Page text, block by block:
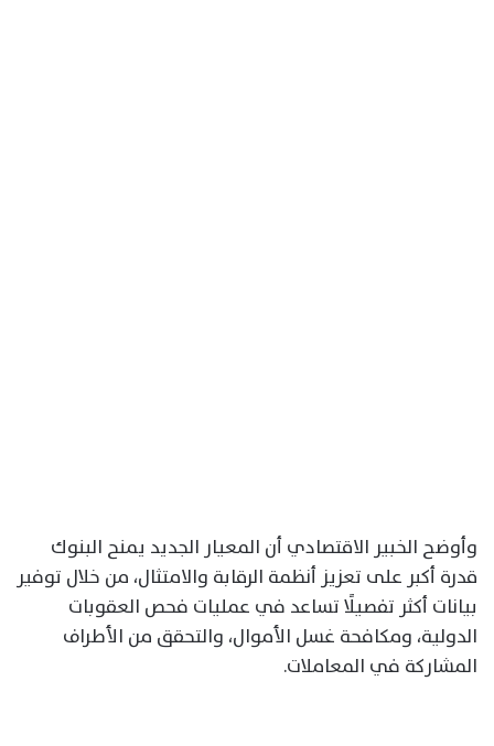
وأوضح الخبير الاقتصادي أن المعيار الجديد يمنح البنوك
قدرة أكبر على تعزيز أنظمة الرقابة والامتثال، من خلال توفير
بيانات أكثر تفصيلًا تساعد في عمليات فحص العقوبات
الدولية، ومكافحة غسل الأموال، والتحقق من الأطراف
المشاركة في المعاملات.